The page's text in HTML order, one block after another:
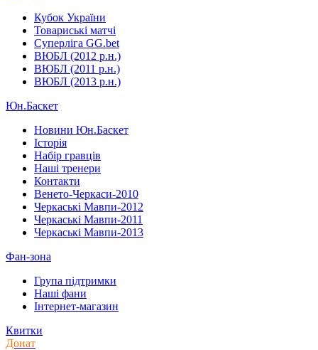
Кубок України
Товариські матчі
Суперліга GG.bet
ВЮБЛ (2012 р.н.)
ВЮБЛ (2011 р.н.)
ВЮБЛ (2013 р.н.)
Юн.Баскет
Новини Юн.Баскет
Історія
Набір гравців
Наші тренери
Контакти
Венето-Черкаси-2010
Черкаські Мавпи-2012
Черкаські Мавпи-2011
Черкаські Мавпи-2013
Фан-зона
Група підтримки
Наші фани
Інтернет-магазин
Квитки
Донат